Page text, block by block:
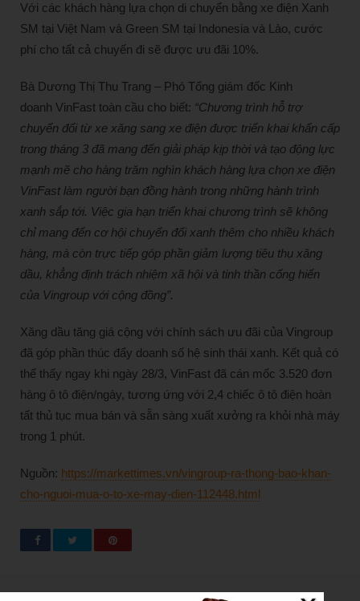
Với các khách hàng lựa chọn di chuyển bằng xe điện Xanh
SM tại Việt Nam và Green SM tại Indonesia và Lào, cước
phí cho tất cả chuyến đi sẽ được ưu đãi 10%.
Bà Dương Thị Thu Trang – Phó Tổng giám đốc Kinh
doanh VinFast toàn cầu cho biết: “Chương trình hỗ trợ
chuyển đổi từ xe xăng sang xe điện được triển khai khẩn cấp
trong tháng 3 đã mang đến giải pháp kịp thời và tạo động lực
mạnh mẽ cho hàng trăm nghìn khách hàng lựa chọn xe điện
VinFast làm người bạn đồng hành trong những hành trình
xanh sắp tới. Việc gia hạn triển khai chương trình sẽ không
chỉ mang đến cơ hội chuyển đổi xanh thêm cho nhiều khách
hàng, mà còn trực tiếp góp phần giảm lượng tiêu thụ xăng
dầu, khẳng định trách nhiệm xã hội và tinh thần cống hiến
của Vingroup với cộng đồng”.
Xăng dầu tăng giá cộng với chính sách ưu đãi của Vingroup
đã góp phần thúc đẩy doanh số hệ sinh thái xanh. Kết quả có
thể thấy ngay khi ngày 28/3, VinFast đã cán mốc 3.520 đơn
hàng ô tô điện/ngày, tương ứng với 2,4 chiếc ô tô điện hoàn
tất thủ tục mua bán và sẵn sàng xuất xưởng ra khỏi nhà máy
trong 1 phút.
Nguồn: https://markettimes.vn/vingroup-ra-thong-bao-khan-
cho-nguoi-mua-o-to-xe-may-dien-112448.html